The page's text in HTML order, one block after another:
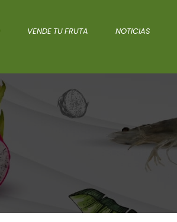
VENDE TU FRUTA NOTICIAS